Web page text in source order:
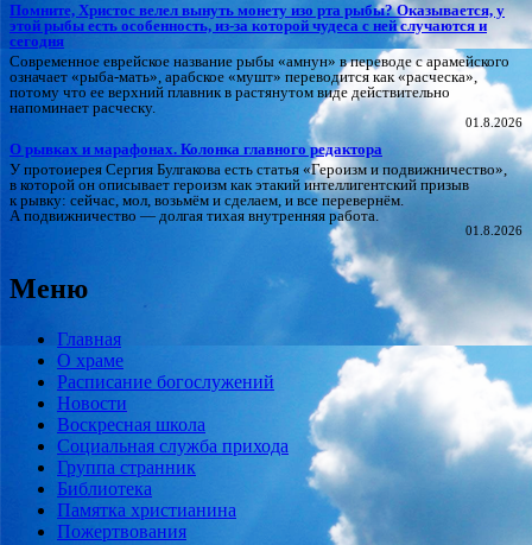
Помните, Христос велел вынуть монету изо рта рыбы? Оказывается, у
этой рыбы есть особенность, из-за которой чудеса с ней случаются и
сегодня
Современное еврейское название рыбы «амнун» в переводе с арамейского
означает «рыба-мать», арабское «мушт» переводится как «расческа»,
потому что ее верхний плавник в растянутом виде действительно
напоминает расческу.
01.8.2026
О рывках и марафонах. Колонка главного редактора
У протоиерея Сергия Булгакова есть статья «Героизм и подвижничество»,
в которой он описывает героизм как этакий интеллигентский призыв
к рывку: сейчас, мол, возьмём и сделаем, и все перевернём.
А подвижничество — долгая тихая внутренняя работа.
01.8.2026
Меню
Главная
О храме
Расписание богослужений
Новости
Воскресная школа
Социальная служба прихода
Группа странник
Библиотека
Памятка христианина
Пожертвования